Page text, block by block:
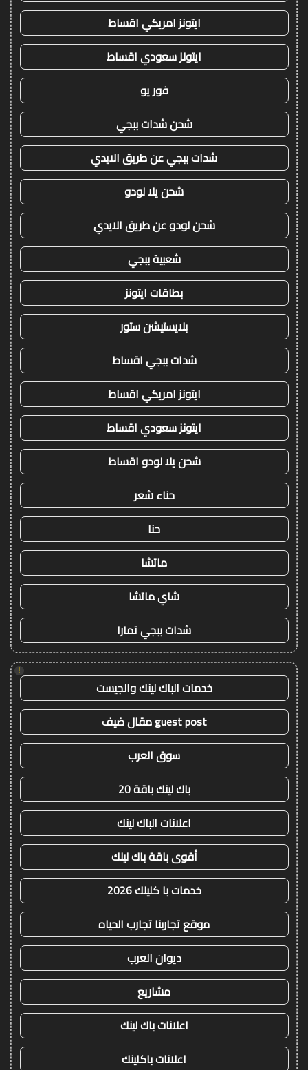
ايتونز امريكي اقساط
ايتونز سعودي اقساط
فور يو
شحن شدات ببجي
شدات ببجي عن طريق الايدي
شحن يلا لودو
شحن لودو عن طريق الايدي
شعبية ببجي
بطاقات ايتونز
بلايستيشن ستور
شدات ببجي اقساط
ايتونز امريكي اقساط
ايتونز سعودي اقساط
شحن يلا لودو اقساط
حناء شعر
حنا
ماتشا
شاي ماتشا
شدات ببجي تمارا
!
خدمات الباك لينك والجيست
guest post مقال ضيف
سوق العرب
باك لينك باقة 20
اعلانات الباك لينك
أقوى باقة باك لينك
خدمات با كلينك 2026
موقع تجاربنا تجارب الحياه
ديوان العرب
مشاريع
اعلانات باك لينك
اعلانات باكلينك